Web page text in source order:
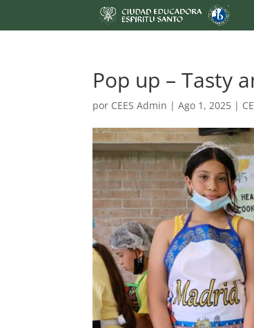
Pop up – Tasty
por CEES Admin |Ago 1, 2025 |